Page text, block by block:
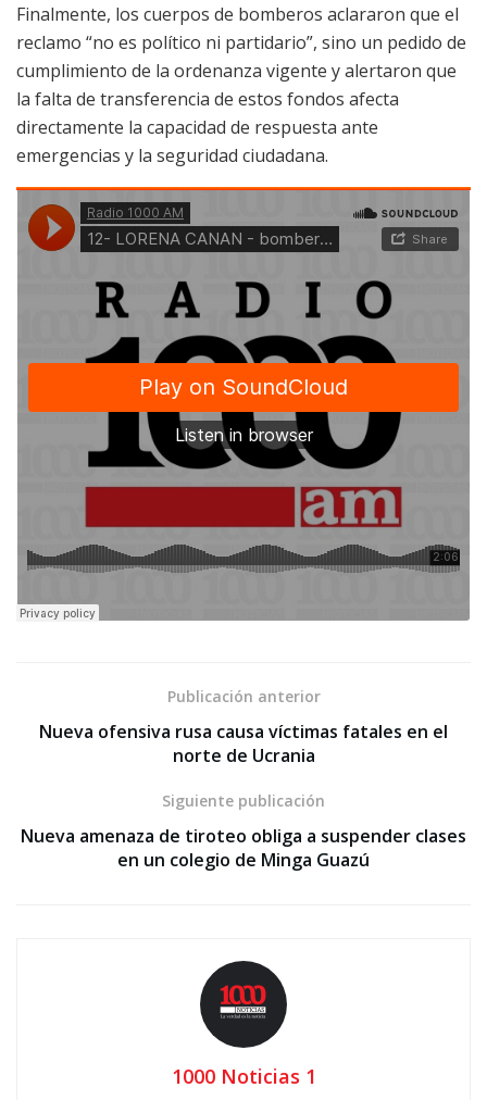
Finalmente, los cuerpos de bomberos aclararon que el
reclamo “no es político ni partidario”, sino un pedido de
cumplimiento de la ordenanza vigente y alertaron que
la falta de transferencia de estos fondos afecta
directamente la capacidad de respuesta ante
emergencias y la seguridad ciudadana.
Publicación anterior
Nueva ofensiva rusa causa víctimas fatales en el
norte de Ucrania
Siguiente publicación
Nueva amenaza de tiroteo obliga a suspender clases
en un colegio de Minga Guazú
1000 Noticias 1